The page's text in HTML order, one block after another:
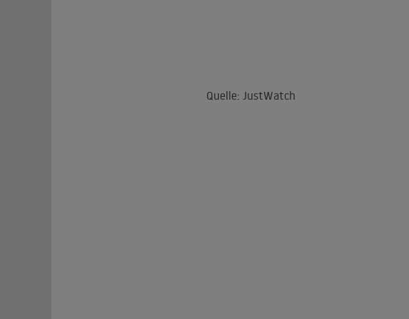
Quelle: JustWatch